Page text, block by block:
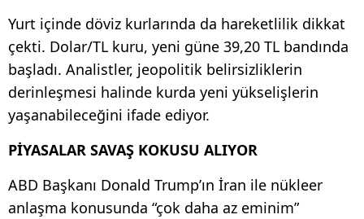
Yurt içinde döviz kurlarında da hareketlilik dikkat
çekti. Dolar/TL kuru, yeni güne 39,20 TL bandında
başladı. Analistler, jeopolitik belirsizliklerin
derinleşmesi halinde kurda yeni yükselişlerin
yaşanabileceğini ifade ediyor.
PİYASALAR SAVAŞ KOKUSU ALIYOR
ABD Başkanı Donald Trump’ın İran ile nükleer
anlaşma konusunda “çok daha az eminim”